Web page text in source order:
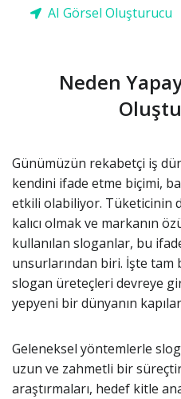
AI Görsel Oluşturucu
Neden
Günümüzün rekabetçi iş
kendini ifade etme biçimi,
etkili olabiliyor. Tüketicinin
kalıcı olmak ve markanın
kullanılan sloganlar, bu
unsurlarından biri. İşte tam
slogan üreteçleri devreye
yepyeni bir dünyanın
Geleneksel yöntemlerle
uzun ve zahmetli bir
araştırmaları, hedef kitle